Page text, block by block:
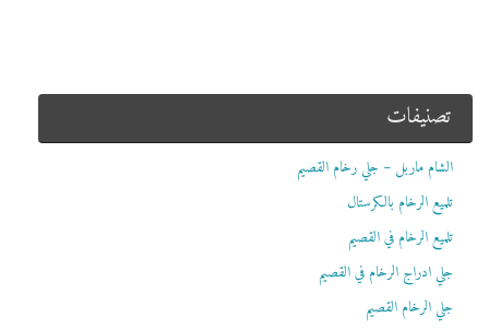
تصنيفات
الشام ماربل – جلي رخام القصيم
تلميع الرخام بالكرستال
تلميع الرخام في القصيم
جلي ادراج الرخام في القصيم
جلي الرخام القصيم